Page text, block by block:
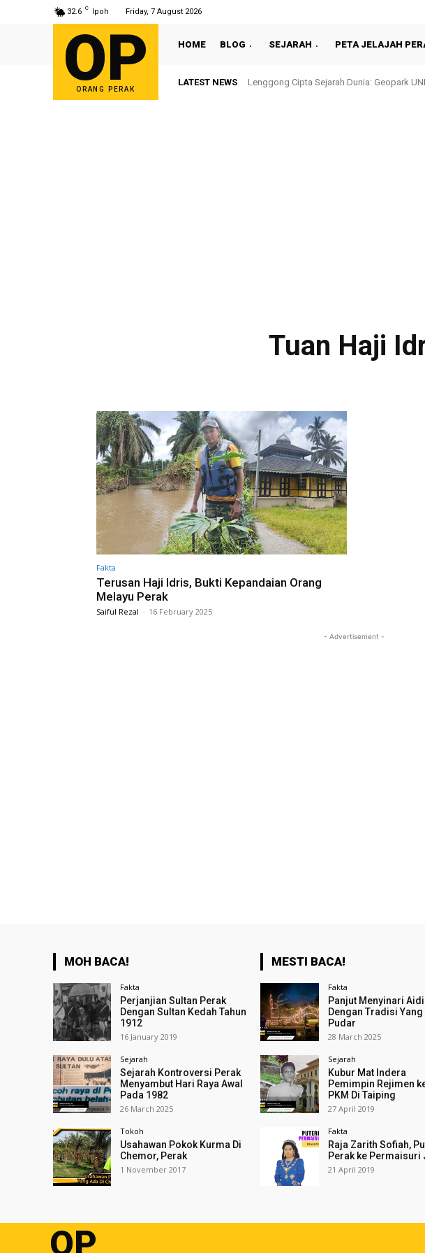
32.6 C Ipoh Friday, 7 August 2026
OP
ORANG PERAK
HOME BLOG SEJARAH PETA JELAJAH
LATEST NEWS Lenggong Cipta Sejarah Dunia: Geopark
Tuan Haji
Fakta
Terusan Haji Idris, Bukti Kepandaian Orang
Melayu Perak
Saiful Rezal - 16 February 2025
- Advertisement -
MOH BACA!
Fakta
Perjanjian Sultan Perak
Dengan Sultan Kedah Tahun
1912
16 January 2019
Sejarah
Sejarah Kontroversi Perak
Menyambut Hari Raya Awal
Pada 1982
26 March 2025
Tokoh
Usahawan Pokok Kurma Di
Chemor, Perak
1 November 2017
MESTI BACA!
Fakta
Panjut Menyinari
Dengan Tradisi Yang
Pudar
28 March 2025
Sejarah
Kubur Mat Indera
Pemimpin Rejimen
PKM Di Taiping
27 April 2019
Fakta
Raja Zarith Sofiah,
Perak ke Permaisuri
21 April 2019
OP